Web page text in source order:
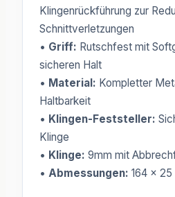
Klingenrückführung zur
Schnittverletzungen
• Griff: Rutschfest mit
sicheren Halt
• Material: Kompletter
Haltbarkeit
• Klingen-Feststeller:
Klinge
• Klinge: 9mm mit
• Abmessungen: 164 x 25